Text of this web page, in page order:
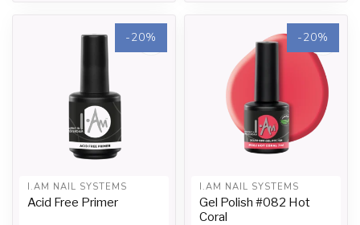
-20%
I.AM NAIL SYSTEMS
Acid Free Primer
-20%
I.AM NAIL SYSTEMS
Gel Polish #082 Hot
Coral